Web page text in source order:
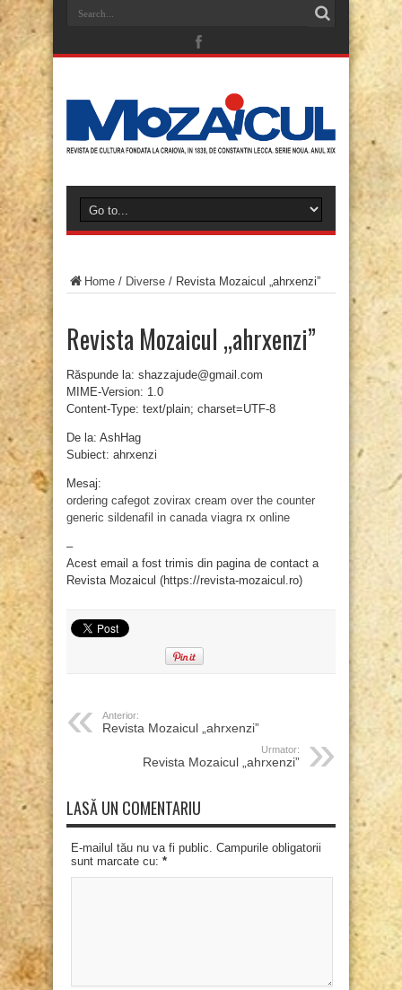
Home / Diverse / Revista Mozaicul „ahrxenzi”
Revista Mozaicul „ahrxenzi”
Răspunde la: shazzajude@gmail.com
MIME-Version: 1.0
Content-Type: text/plain; charset=UTF-8
De la: AshHag
Subiect: ahrxenzi
Mesaj:
ordering cafegot zovirax cream over the counter
generic sildenafil in canada viagra rx online
–
Acest email a fost trimis din pagina de contact a
Revista Mozaicul (https://revista-mozaicul.ro)
Anterior:
Revista Mozaicul „ahrxenzi”
Urmator:
Revista Mozaicul „ahrxenzi”
LASĂ UN COMENTARIU
E-mailul tău nu va fi public. Campurile obligatorii
sunt marcate cu: *